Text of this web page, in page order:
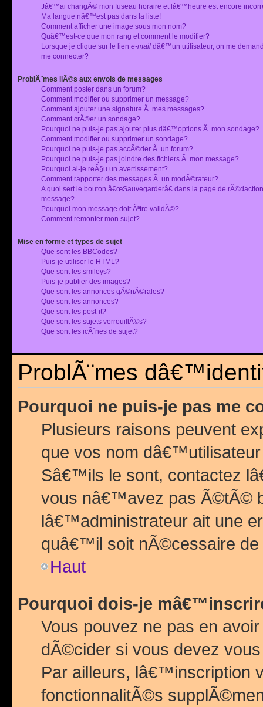
Jâ€™ai changÃ© mon fuseau horaire et lâ€™heure est encore
Ma langue nâ€™est pas dans la liste!
Comment afficher une image sous mon nom?
Quâ€™est-ce que mon rang et comment le modifier?
Lorsque je clique sur le lien e-mail dâ€™un utilisateur, on me
me connecter?
ProblÃ¨mes liÃ©s aux envois de messages
Comment poster dans un forum?
Comment modifier ou supprimer un message?
Comment ajouter une signature Ã mes messages?
Comment crÃ©er un sondage?
Pourquoi ne puis-je pas ajouter plus dâ€™options Ã mon sondage?
Comment modifier ou supprimer un sondage?
Pourquoi ne puis-je pas accÃ©der Ã un forum?
Pourquoi ne puis-je pas joindre des fichiers Ã mon message?
Pourquoi ai-je reÃ§u un avertissement?
Comment rapporter des messages Ã un modÃ©rateur?
A quoi sert le bouton â€œSauvegarderâ€ dans la page de
message?
Pourquoi mon message doit Ãªtre validÃ©?
Comment remonter mon sujet?
Mise en forme et types de sujet
Que sont les BBCodes?
Puis-je utiliser le HTML?
Que sont les smileys?
Puis-je publier des images?
Que sont les annonces gÃ©nÃ©rales?
Que sont les annonces?
Que sont les post-it?
Que sont les sujets verrouillÃ©s?
Que sont les icÃ´nes de sujet?
ProblÃ¨mes
Pourquoi ne puis-je pas me
Plusieurs raisons peuvent
que vos nom
Sâ€™ils le sont, contactez
vous nâ€™avez pas Ã©tÃ©
lâ€™administrateur ait une
quâ€™il soit nÃ©cessaire de
Haut
Pourquoi dois-je
Vous pouvez ne pas en
dÃ©cider si vous devez
Par ailleurs, lâ€™inscription
fonctionnalitÃ©s